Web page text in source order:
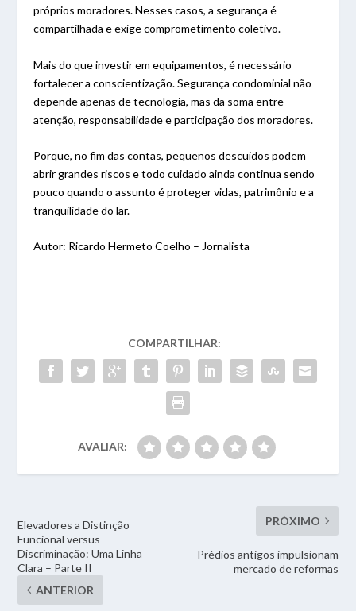
próprios moradores. Nesses casos, a segurança é
compartilhada e exige comprometimento coletivo.
Mais do que investir em equipamentos, é necessário
fortalecer a conscientização. Segurança condominial não
depende apenas de tecnologia, mas da soma entre
atenção, responsabilidade e participação dos moradores.
Porque, no fim das contas, pequenos descuidos podem
abrir grandes riscos e todo cuidado ainda continua sendo
pouco quando o assunto é proteger vidas, patrimônio e a
tranquilidade do lar.
Autor: Ricardo Hermeto Coelho – Jornalista
COMPARTILHAR:
AVALIAR:
Elevadores a Distinção
Funcional versus
Discriminação: Uma Linha
Clara – Parte II
ANTERIOR
PRÓXIMO
Prédios antigos impulsionam
mercado de reformas